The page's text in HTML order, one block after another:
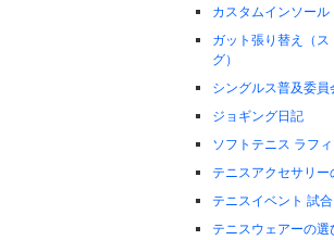
カスタムインソール
ガット張り替え（ス
グ）
シングルス普及委員
ジョギング日記
ソフトテニス ラフィ
テニスアクセサリー
テニスイベント 試
テニスウェアーの選